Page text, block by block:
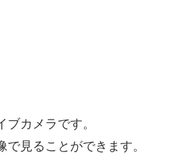
カメラです。
見ることができます。